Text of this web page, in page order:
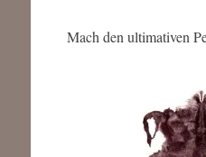
Mach den ultimativen